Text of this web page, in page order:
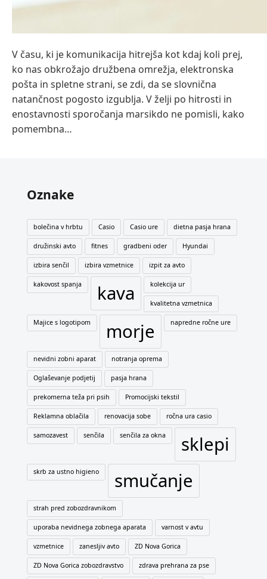
V času, ki je komunikacija hitrejša kot kdaj koli prej,
ko nas obkrožajo družbena omrežja, elektronska
pošta in spletne strani, se zdi, da se slovnična
natančnost pogosto izgublja. V želji po hitrosti in
enostavnosti sporočanja marsikdo ne pomisli, kako
pomembna…
Oznake
bolečina v hrbtu Casio Casio ure dietna pasja hrana
družinski avto fitnes gradbeni oder Hyundai
izbira senčil izbira vzmetnice izpit za avto
kakovost spanja kava kolekcija ur
kvalitetna vzmetnica
Majice s logotipom morje napredne ročne ure
nevidni zobni aparat notranja oprema
Oglaševanje podjetij pasja hrana
prekomerna teža pri psih Promocijski tekstil
Reklamna oblačila renovacija sobe ročna ura casio
samozavest senčila senčila za okna sklepi
skrb za ustno higieno smučanje
strah pred zobozdravnikom
uporaba nevidnega zobnega aparata varnost v avtu
vzmetnice zanesljiv avto ZD Nova Gorica
ZD Nova Gorica zobozdravstvo zdrava prehrana za pse